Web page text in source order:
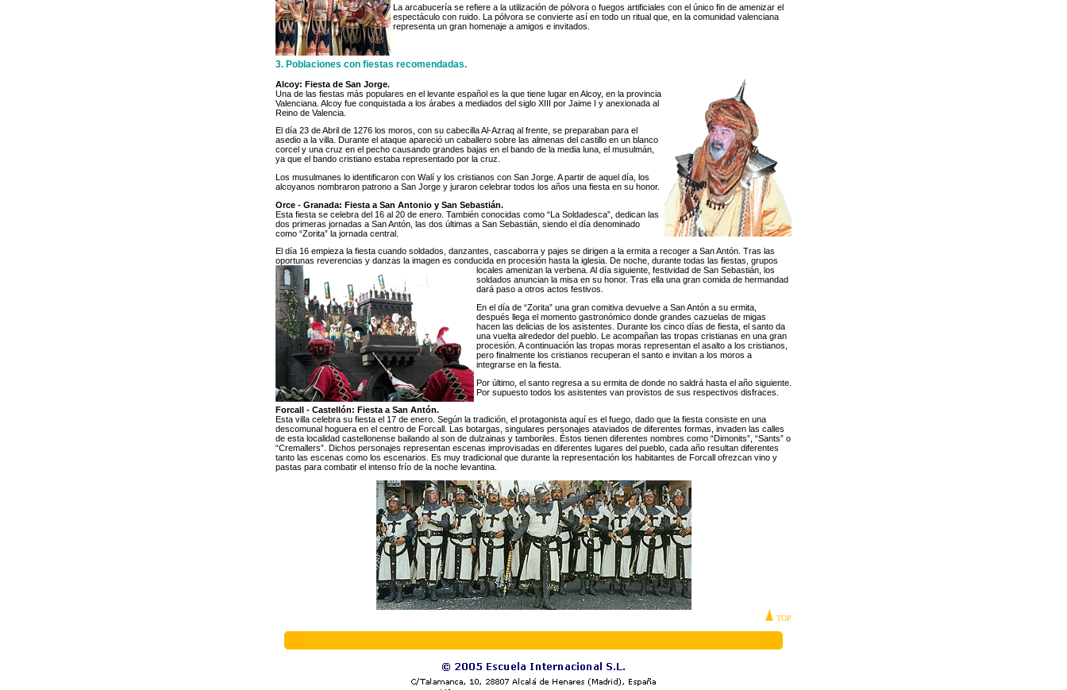
La arcabucería se refiere a la utilización de pólvora o fuegos artificiales con el único fin de amenizar el
espectáculo con ruido. La pólvora se convierte así en todo un ritual que, en la comunidad valenciana
representa un gran homenaje a amigos e invitados.
3. Poblaciones con fiestas recomendadas.
Alcoy: Fiesta de San Jorge.
Una de las fiestas más populares en el levante español es la que tiene lugar en Alcoy, en la provincia
Valenciana. Alcoy fue conquistada a los árabes a mediados del siglo XIII por Jaime I y anexionada al
Reino de Valencia.
El día 23 de Abril de 1276 los moros, con su cabecilla Al-Azraq al frente, se preparaban para el
asedio a la villa. Durante el ataque apareció un caballero sobre las almenas del castillo en un blanco
corcel y una cruz en el pecho causando grandes bajas en el bando de la media luna, el musulmán,
ya que el bando cristiano estaba representado por la cruz.
Los musulmanes lo identificaron con Walí y los cristianos con San Jorge. A partir de aquel día, los
alcoyanos nombraron patrono a San Jorge y juraron celebrar todos los años una fiesta en su honor.
Orce - Granada: Fiesta a San Antonio y San Sebastián.
Esta fiesta se celebra del 16 al 20 de enero. También conocidas como “La Soldadesca”, dedican las
dos primeras jornadas a San Antón, las dos últimas a San Sebastián, siendo el día denominado
como “Zorita” la jornada central.
El día 16 empieza la fiesta cuando soldados, danzantes, cascaborra y pajes se dirigen a la ermita a recoger a San Antón. Tras las
oportunas reverencias y danzas la imagen es conducida en procesión hasta la iglesia. De noche, durante todas las fiestas, grupos
locales amenizan la verbena. Al día siguiente, festividad de San Sebastián, los
soldados anuncian la misa en su honor. Tras ella una gran comida de hermandad
dará paso a otros actos festivos.
En el día de “Zorita” una gran comitiva devuelve a San Antón a su ermita,
después llega el momento gastronómico donde grandes cazuelas de migas
hacen las delicias de los asistentes. Durante los cinco días de fiesta, el santo da
una vuelta alrededor del pueblo. Le acompañan las tropas cristianas en una gran
procesión. A continuación las tropas moras representan el asalto a los cristianos,
pero finalmente los cristianos recuperan el santo e invitan a los moros a
integrarse en la fiesta.
Por último, el santo regresa a su ermita de donde no saldrá hasta el año siguiente.
Por supuesto todos los asistentes van provistos de sus respectivos disfraces.
Forcall - Castellón: Fiesta a San Antón.
Esta villa celebra su fiesta el 17 de enero. Según la tradición, el protagonista aquí es el fuego, dado que la fiesta consiste en una
descomunal hoguera en el centro de Forcall. Las botargas, singulares personajes ataviados de diferentes formas, invaden las calles
de esta localidad castellonense bailando al son de dulzainas y tamboriles. Éstos tienen diferentes nombres como “Dimonits”, “Sants” o
“Cremallers”. Dichos personajes representan escenas improvisadas en diferentes lugares del pueblo, cada año resultan diferentes
tanto las escenas como los escenarios. Es muy tradicional que durante la representación los habitantes de Forcall ofrezcan vino y
pastas para combatir el intenso frío de la noche levantina.
TOP